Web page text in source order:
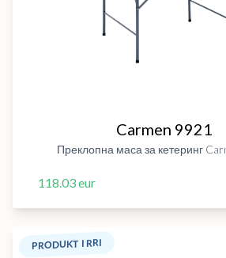
Carmen 9921
Преклопна маса за кетеринг
118.03 eur
PRODUKT I RRI